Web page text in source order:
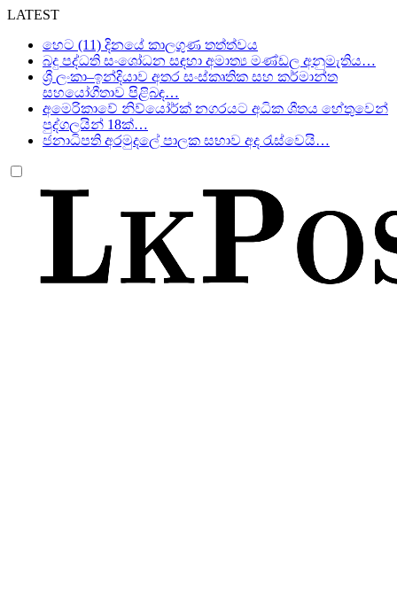
LATEST
හෙට (11) දිනයේ කාලගුණ තත්ත්වය
බදු පද්ධති සංශෝධන සඳහා අමාත්‍ය මණ්ඩල අනුමැතිය…
ශ්‍රී ලංකා–ඉන්දියාව අතර සංස්කෘතික සහ කර්මාන්ත
සහයෝගීතාව පිළිබඳ…
අමෙරිකාවේ නිව්යෝර්ක් නගරයට අධික ශීතය හේතුවෙන්
පුද්ගලයින් 18ක්…
ජනාධිපති අරමුදලේ පාලක සභාව අද රැස්වෙයි…